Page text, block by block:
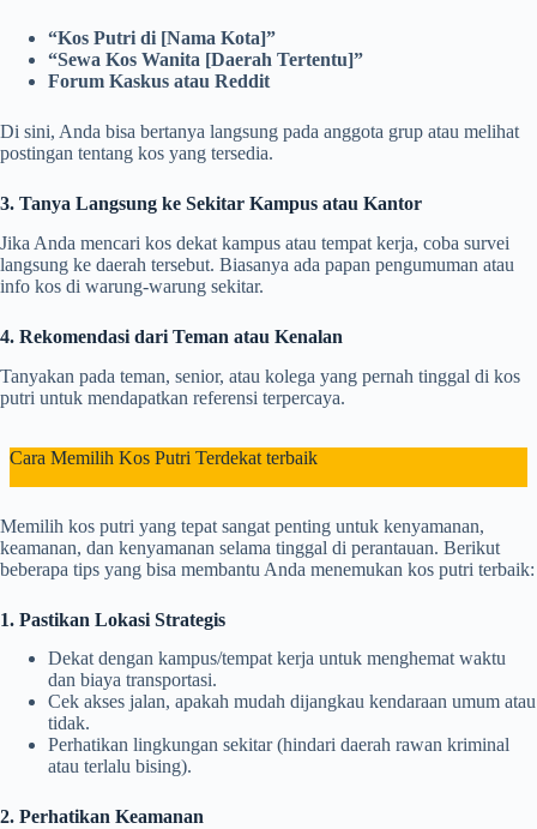
“Kos Putri di [Nama Kota]”
“Sewa Kos Wanita [Daerah Tertentu]”
Forum Kaskus atau Reddit
Di sini, Anda bisa bertanya langsung pada anggota grup atau melihat
postingan tentang kos yang tersedia.
3. Tanya Langsung ke Sekitar Kampus atau Kantor
Jika Anda mencari kos dekat kampus atau tempat kerja, coba survei
langsung ke daerah tersebut. Biasanya ada papan pengumuman atau
info kos di warung-warung sekitar.
4. Rekomendasi dari Teman atau Kenalan
Tanyakan pada teman, senior, atau kolega yang pernah tinggal di kos
putri untuk mendapatkan referensi terpercaya.
Cara Memilih Kos Putri Terdekat terbaik
Memilih kos putri yang tepat sangat penting untuk kenyamanan,
keamanan, dan kenyamanan selama tinggal di perantauan. Berikut
beberapa tips yang bisa membantu Anda menemukan kos putri terbaik:
1. Pastikan Lokasi Strategis
Dekat dengan kampus/tempat kerja untuk menghemat waktu
dan biaya transportasi.
Cek akses jalan, apakah mudah dijangkau kendaraan umum atau
tidak.
Perhatikan lingkungan sekitar (hindari daerah rawan kriminal
atau terlalu bising).
2. Perhatikan Keamanan